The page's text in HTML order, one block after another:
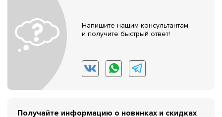
Напишите нашим консультантам
и получите быстрый ответ!
Получайте информацию о новинках и скидках